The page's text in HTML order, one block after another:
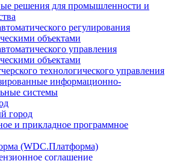
решения для промышленности и
регулирования
объектами
управления
объектами
технологического управления
информационно-
системы
город
и прикладное программное
(WDC.Платформа)
соглашение